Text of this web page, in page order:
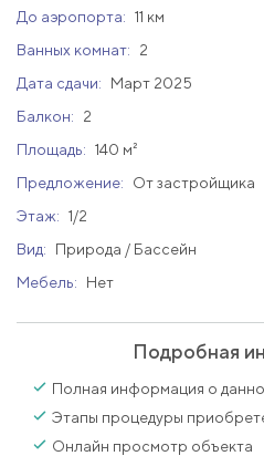
До аэропорта: 11 км
Ванных комнат:
2
Дата сдачи:
Март 2025
Балкон:
2
Площадь: 140 м²
Предложение:
От застройщика
Этаж: 1/2
Вид:
Природа / Бассейн
Мебель:
Нет
Подробная
Полная информация о
Этапы процедуры
Онлайн просмотр объекта